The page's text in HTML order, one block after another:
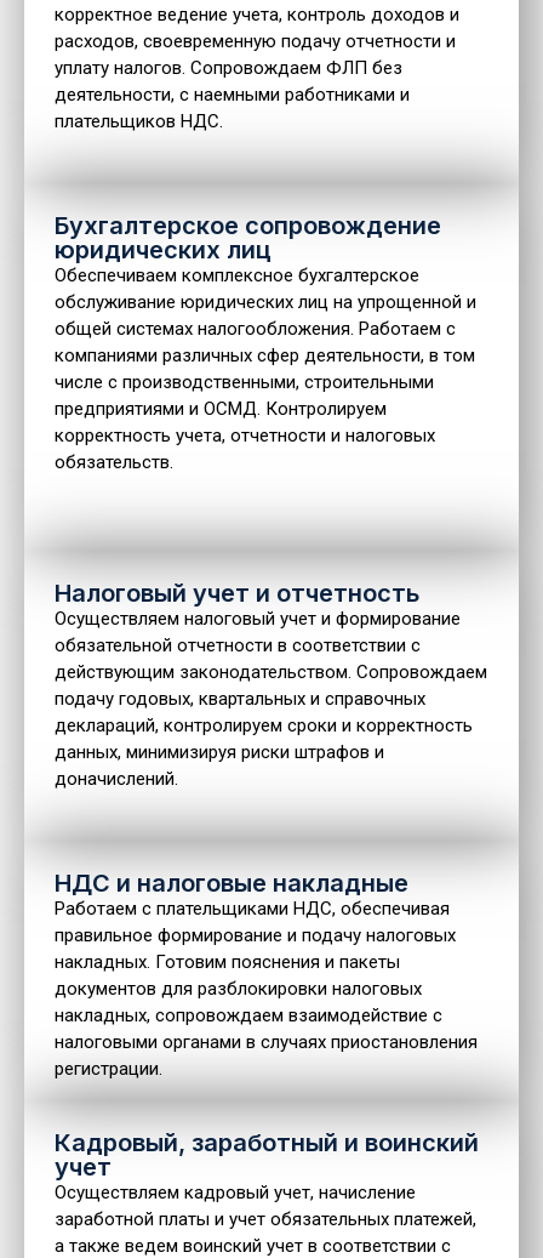
корректное ведение учета, контроль доходов и
расходов, своевременную подачу отчетности и
уплату налогов. Сопровождаем ФЛП без
деятельности, с наемными работниками и
плательщиков НДС.
Бухгалтерское сопровождение
юридических лиц
Обеспечиваем комплексное бухгалтерское
обслуживание юридических лиц на упрощенной и
общей системах налогообложения. Работаем с
компаниями различных сфер деятельности, в том
числе с производственными, строительными
предприятиями и ОСМД. Контролируем
корректность учета, отчетности и налоговых
обязательств.
Налоговый учет и отчетность
Осуществляем налоговый учет и формирование
обязательной отчетности в соответствии с
действующим законодательством. Сопровождаем
подачу годовых, квартальных и справочных
деклараций, контролируем сроки и корректность
данных, минимизируя риски штрафов и
доначислений.
НДС и налоговые накладные
Работаем с плательщиками НДС, обеспечивая
правильное формирование и подачу налоговых
накладных. Готовим пояснения и пакеты
документов для разблокировки налоговых
накладных, сопровождаем взаимодействие с
налоговыми органами в случаях приостановления
регистрации.
Кадровый, заработный и воинский
учет
Осуществляем кадровый учет, начисление
заработной платы и учет обязательных платежей,
а также ведем воинский учет в соответствии с